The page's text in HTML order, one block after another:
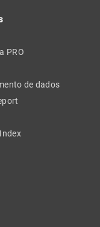
PRO
de dados